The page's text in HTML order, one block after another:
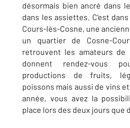
désormais bien ancré dans
dans les assiettes. C'est
Cours-lès-Cosne, une
un quartier de Cosne-
retrouvent les amateurs
donnent rendez-vous
productions de fruits,
poissons mais aussi de vins
année, vous avez la
place lors des deux jours que